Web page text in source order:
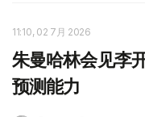
11:10, 02 7月 2026
朱曼哈林会见李
预测能力